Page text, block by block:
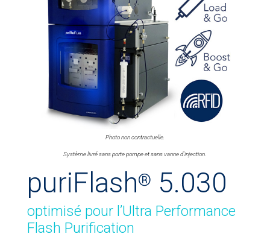
Photo non contractuelle.
Système livré sans porte pompe et sans vanne d’injection.
puriFlash® 5.030
optimisé pour l’Ultra Performance
Flash Purification